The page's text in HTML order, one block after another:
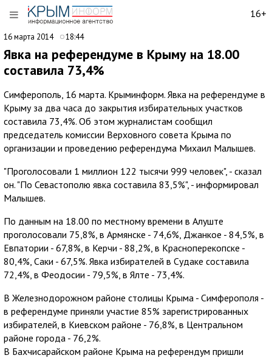
16+
16 марта 2014 18:44
Явка на референдуме в Крыму на 18.00
составила 73,4%
Cимферополь, 16 марта. Крыминформ. Явка на референдуме в
Крыму за два часа до закрытия избирательных участков
составила 73,4%. Об этом журналистам сообщил
председатель комиссии Верховного совета Крыма по
организации и проведению референдума Михаил Малышев.
"Проголосовали 1 миллион 122 тысячи 999 человек", - сказал
он. "По Севастополю явка составила 83,5%", - информировал
Малышев.
По данным на 18.00 по местному времени в Алуште
проголосовали 75,8%, в Армянске - 74,6%, Джанкое - 84,5%, в
Евпатории - 67,8%, в Керчи - 88,2%, в Красноперекопске -
80,4%, Саки - 67,5%. Явка избирателей в Судаке составила
72,4%, в Феодосии - 79,5%, в Ялте - 73,4%.
В Железнодорожном районе столицы Крыма - Симферополя -
в референдуме приняли участие 85% зарегистрированных
избирателей, в Киевском районе - 76,8%, в Центральном
районе города - 76,2%.
В Бахчисарайском районе Крыма на референдум пришли